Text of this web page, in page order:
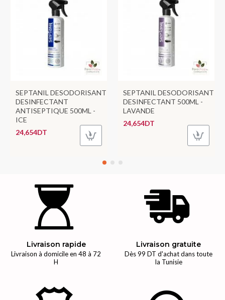
SEPTANIL DESODORISANT
DESINFECTANT
ANTISEPTIQUE 500ML -
ICE
24,654DT
SEPTANIL DESODORISANT
DESINFECTANT 500ML -
LAVANDE
24,654DT
Livraison rapide
Livraison à domicile en 48 à 72
H
Livraison gratuite
Dès 99 DT d'achat dans toute
la Tunisie